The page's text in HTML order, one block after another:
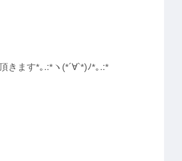
きます*｡.:*ヽ(*´∀︎`*)ﾉ*｡.:*